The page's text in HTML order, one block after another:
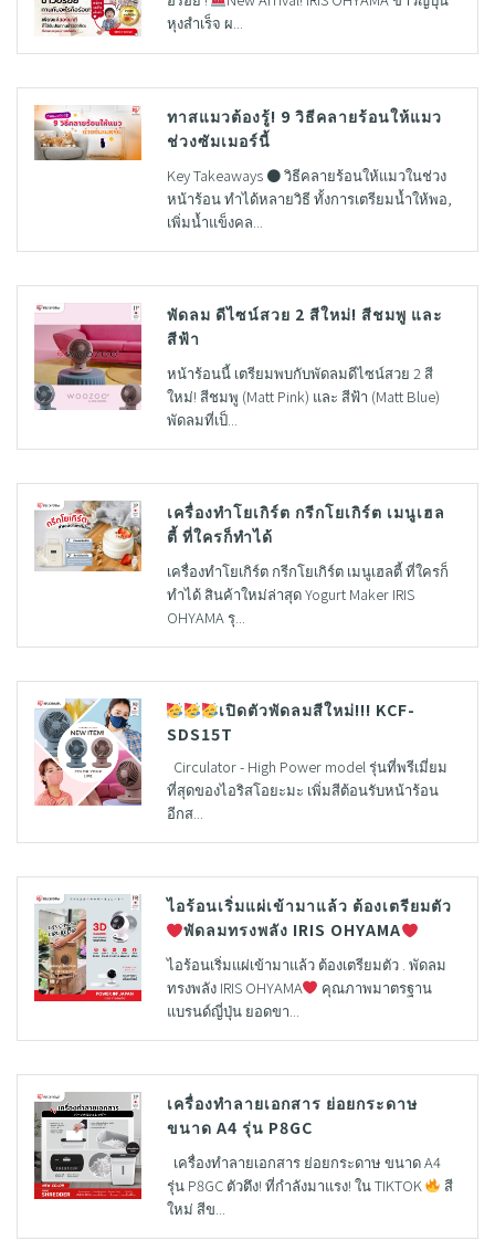
หุงสำเร็จ ผ...
ทาสแมวต้องรู้! 9 วิธีคลายร้อนให้แมว
ช่วงซัมเมอร์นี้
Key Takeaways ● วิธีคลายร้อนให้แมวในช่วง
หน้าร้อน ทำได้หลายวิธี ทั้งการเตรียมน้ำให้พอ,
เพิ่มน้ำแข็งคล...
พัดลม ดีไซน์สวย 2 สีใหม่! สีชมพู และ
สีฟ้า
หน้าร้อนนี้ เตรียมพบกับพัดลมดีไซน์สวย 2 สี
ใหม่! สีชมพู (Matt Pink) และ สีฟ้า (Matt Blue)
พัดลมที่เป็...
เครื่องทำโยเกิร์ต กรีกโยเกิร์ต เมนูเฮล
ตี้ ที่ใครก็ทำได้
เครื่องทำโยเกิร์ต กรีกโยเกิร์ต เมนูเฮลตี้ ที่ใครก็
ทำได้ สินค้าใหม่ล่าสุด Yogurt Maker IRIS
OHYAMA รุ...
เปิดตัวพัดลมสีใหม่!!! KCF-
SDS15T
Circulator - High Power model รุ่นที่พรีเมี่ยม
ที่สุดของไอริสโอยะมะ เพิ่มสีต้อนรับหน้าร้อน
อีกส...
ไอร้อนเริ่มแผ่เข้ามาแล้ว ต้องเตรียมตัว
พัดลมทรงพลัง IRIS OHYAMA
ไอร้อนเริ่มแผ่เข้ามาแล้ว ต้องเตรียมตัว . พัดลม
ทรงพลัง IRIS OHYAMA
คุณภาพมาตรฐาน
แบรนด์ญี่ปุ่น ยอดขา...
เครื่องทำลายเอกสาร ย่อยกระดาษ
ขนาด A4 รุ่น P8GC
เครื่องทำลายเอกสาร ย่อยกระดาษ ขนาด A4
รุ่น P8GC ตัวตึง! ที่กำลังมาแรง! ใน TIKTOK
สี
ใหม่ สีข...